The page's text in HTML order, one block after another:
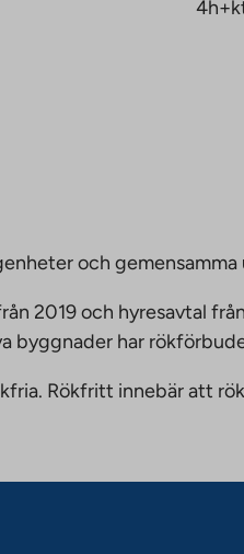
och
2019 och hyresavtal
byggnader har
Rökfritt innebär att